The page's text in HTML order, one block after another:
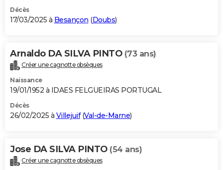
Décès
17/03/2025 à Besançon (Doubs)
Arnaldo DA SILVA PINTO (73 ans)
Créer une cagnotte obsèques
Naissance
19/01/1952 à IDAES FELGUEIRAS PORTUGAL
Décès
26/02/2025 à Villejuif(Val-de-Marne)
Jose DA SILVA PINTO (54 ans)
Créer une cagnotte obsèques